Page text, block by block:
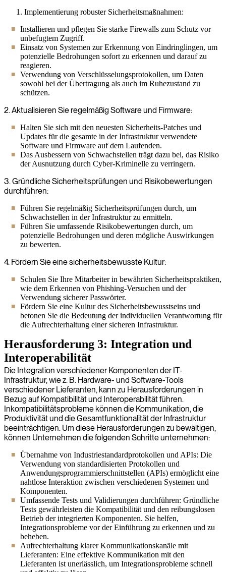
Implementierung robuster Sicherheitsmaßnahmen:
Installieren und pflegen Sie starke Firewalls zum Schutz vor
unbefugtem Zugriff.
Einsatz von Systemen zur Erkennung von Eindringlingen, um
potenzielle Bedrohungen sofort zu erkennen und darauf zu
reagieren.
Verwendung von Verschlüsselungsprotokollen, um Daten
sowohl bei der Übertragung als auch im Ruhezustand zu
schützen.
2. Aktualisieren Sie regelmäßig Software und Firmware:
Halten Sie sich mit den neuesten Sicherheits-Patches und
Updates für die gesamte in der Infrastruktur verwendete
Software und Firmware auf dem Laufenden.
Das Ausbessern von Schwachstellen trägt dazu bei, das Risiko
der Ausnutzung durch Cyber-Kriminelle zu verringern.
3. Gründliche Sicherheitsprüfungen und Risikobewertungen
durchführen:
Führen Sie regelmäßig Sicherheitsprüfungen durch, um
Schwachstellen in der Infrastruktur zu ermitteln.
Führen Sie umfassende Risikobewertungen durch, um
potenzielle Bedrohungen und deren mögliche Auswirkungen
zu bewerten.
4. Fördern Sie eine sicherheitsbewusste Kultur:
Schulen Sie Ihre Mitarbeiter in bewährten Sicherheitspraktiken,
wie dem Erkennen von Phishing-Versuchen und der
Verwendung sicherer Passwörter.
Fördern Sie eine Kultur des Sicherheitsbewusstseins und
betonen Sie die Bedeutung der individuellen Verantwortung für
die Aufrechterhaltung einer sicheren Infrastruktur.
Herausforderung 3: Integration und
Interoperabilität
Die Integration verschiedener Komponenten der IT-
Infrastruktur, wie z. B. Hardware- und Software-Tools
verschiedener Lieferanten, kann zu Herausforderungen in
Bezug auf Kompatibilität und Interoperabilität führen.
Inkompatibilitätsprobleme können die Kommunikation, die
Produktivität und die Gesamtfunktionalität der Infrastruktur
beeinträchtigen. Um diese Herausforderungen zu bewältigen,
können Unternehmen die folgenden Schritte unternehmen:
Übernahme von Industriestandardprotokollen und APIs: Die
Verwendung von standardisierten Protokollen und
Anwendungsprogrammierschnittstellen (APIs) ermöglicht eine
nahtlose Interaktion zwischen verschiedenen Systemen und
Komponenten.
Umfassende Tests und Validierungen durchführen: Gründliche
Tests gewährleisten die Kompatibilität und den reibungslosen
Betrieb der integrierten Komponenten. Sie helfen,
Integrationsprobleme vor der Einführung zu erkennen und zu
beheben.
Aufrechterhaltung klarer Kommunikationskanäle mit
Lieferanten: Eine effektive Kommunikation mit den
Lieferanten ist unerlässlich, um Integrationsprobleme schnell